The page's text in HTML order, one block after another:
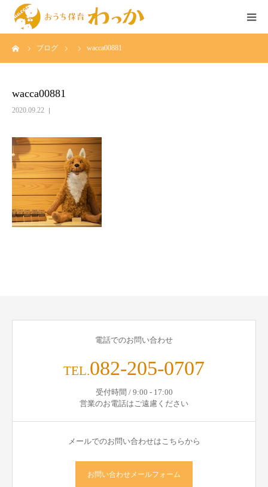
ブログ wacca00881
wacca00881
2020.09.22
電話でのお問い合わせ
TEL.082-205-0707
受付時間 / 9:00 - 17:00
営業のお電話はご遠慮ください
メールでのお問い合わせはこちらから
お問い合わせメールフォーム
TOP
法人様の託児
広島のベビーシッター求人
イベント